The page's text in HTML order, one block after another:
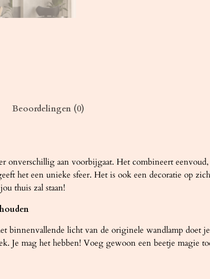
t
Beoordelingen (0)
onverschillig aan voorbijgaat. Het combineert
het een unieke sfeer. Het is ook een decoratie op
thuis zal staan!
binnenvallende licht van de originele wandlamp doet
Je mag het hebben! Voeg gewoon een beetje magie